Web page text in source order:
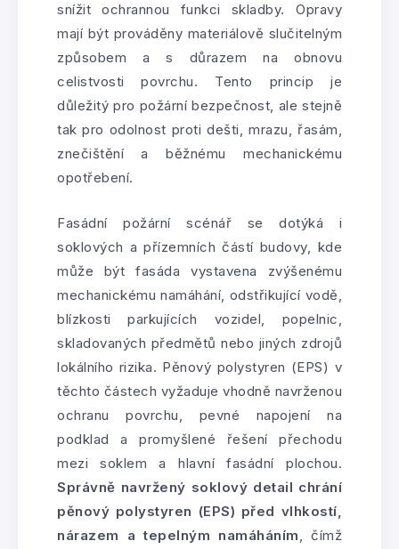
snížit ochrannou funkci skladby. Opravy
mají být prováděny materiálově slučitelným
způsobem a s důrazem na obnovu
celistvosti povrchu. Tento princip je
důležitý pro požární bezpečnost, ale stejně
tak pro odolnost proti dešti, mrazu, řasám,
znečištění a běžnému mechanickému
opotřebení.
Fasádní požární scénář se dotýká i
soklových a přízemních částí budovy, kde
může být fasáda vystavena zvýšenému
mechanickému namáhání, odstřikující vodě,
blízkosti parkujících vozidel, popelnic,
skladovaných předmětů nebo jiných zdrojů
lokálního rizika. Pěnový polystyren (EPS) v
těchto částech vyžaduje vhodně navrženou
ochranu povrchu, pevné napojení na
podklad a promyšlené řešení přechodu
mezi soklem a hlavní fasádní plochou.
Správně navržený soklový detail chrání
pěnový polystyren (EPS) před vlhkostí,
nárazem a tepelným namáháním, čímž